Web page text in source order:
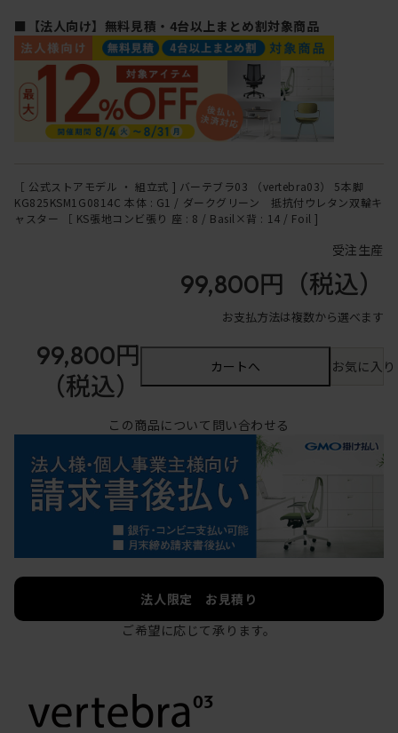
■【法人向け】無料見積・4台以上まとめ割対象商品
［ 公式ストアモデル ・ 組立式 ] バーテブラ03 （vertebra03） 5本脚
KG825KSM1G0814C 本体 : G1 / ダークグリーン 抵抗付ウレタン双輪キ
ャスター ［ KS張地コンビ張り 座 : 8 / Basil×背 : 14 / Foil ]
受注生産
99,800円 （税込）
お支払方法は複数から選べます
99,800円
（税込）
カートへ お気に入
この商品について問い合わせる
法人限定 お見積り
ご希望に応じて承ります。